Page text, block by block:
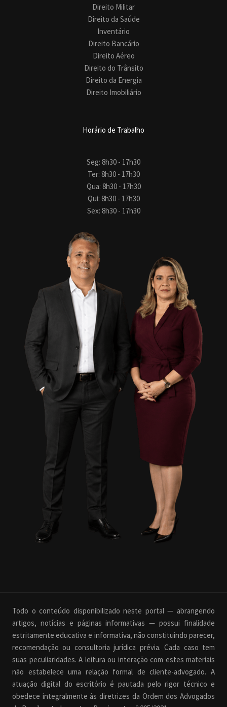
Direito Militar
Direito da Saúde
Inventário
Direito Bancário
Direito Aéreo
Direito do Trânsito
Direito da Energia
Direito Imobiliário
Horário de Trabalho
Seg: 8h30 - 17h30
Ter: 8h30 - 17h30
Qua: 8h30 - 17h30
Qui: 8h30 - 17h30
Sex: 8h30 - 17h30
Todo o conteúdo disponibilizado neste portal — abrangendo
artigos, notícias e páginas informativas — possui finalidade
estritamente educativa e informativa, não constituindo parecer,
recomendação ou consultoria jurídica prévia. Cada caso tem
suas peculiaridades. A leitura ou interação com estes materiais
não estabelece uma relação formal de cliente-advogado. A
atuação digital do escritório é pautada pelo rigor técnico e
obedece integralmente às diretrizes da Ordem dos Advogados